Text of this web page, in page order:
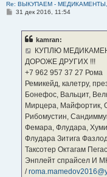
Re: ВЫКУПАЕМ -
С31 дек 2016, 11:54
kamran:
КУПЛЮ
ДОРОЖЕ ДРУГИХ !!!
‪+7 962 957 37 27‬ Рома
Ремикейд, калетру,
Бонефос, Вальцит,
Мирцера, Майфортик,
Рибомустин,
Фемара, Флудара,
Флудара Зитига
Таксотер Октагам
Энплейт спрайсел
/